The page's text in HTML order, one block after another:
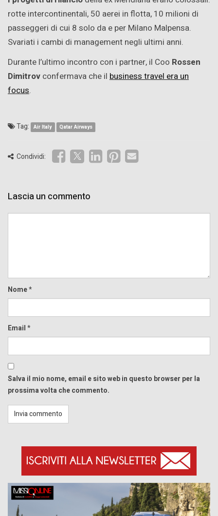
rotte intercontinentali, 50 aerei in flotta, 10 milioni di
passeggeri di cui 8 solo da e per Milano Malpensa.
Svariati i cambi di management negli ultimi anni.
Durante l’ultimo incontro con i partner, il Coo Rossen
Dimitrov confermava che il business travel era un
focus.
Tag: Air Italy Qatar Airways
Condividi:
Lascia un commento
Nome*
Email*
Salva il mio nome, email e sito web in questo browser per la
prossima volta che commento.